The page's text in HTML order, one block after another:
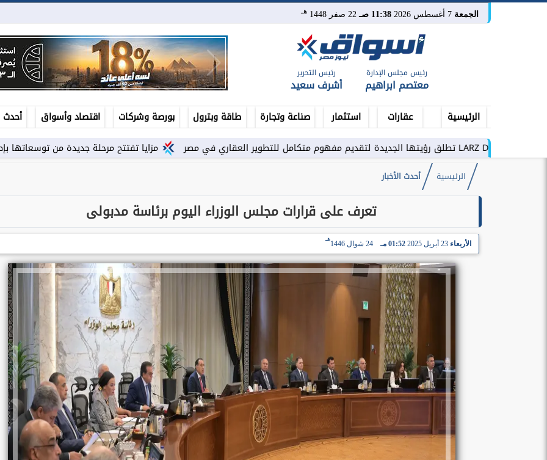
الجمعة 11:38 صـ 22 صفر 1448 هـ
رئيس مجلس الإدارة
معتصم ابراهيم
رئيس التحرير
أشرف سعيد
الرئيسية عقارات استثمار صناعة وتجارة طاقة وبترول بورصة وشركات اقتصاد وأسواق
أحدث
مزايا تفتتح مرحلة جديدة من توسعاتها بإطلاق مشروع ”Town Ten ” بعرابى...
الرئيسية أحدث الأخبار
تعرف على قرارات مجلس الوزراء اليوم برئاسة مدبولى
الأربعاء 23 أبريل 2025 01:52 مـ 24 شوال 1446
هـ